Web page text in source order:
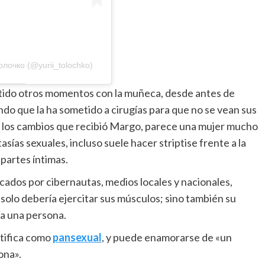
(@yurii_tolochko)
otros momentos con la muñeca, desde antes de
que la ha sometido a cirugías para que no se vean sus
cambios que recibió Margo, parece una mujer mucho
sexuales, incluso suele hacer striptise frente a la
íntimas.
por cibernautas, medios locales y nacionales,
debería ejercitar sus músculos; sino también su
una persona.
comopansexual, y puede enamorarse de «un